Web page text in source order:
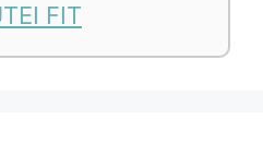
FIT